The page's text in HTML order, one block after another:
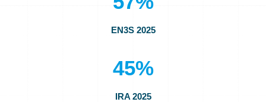
EN3S 2025
45%
IRA 2025